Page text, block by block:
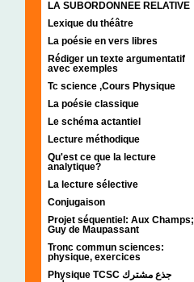
LA SUBORDONNEE RELATIVE
Lexique du théâtre
La poésie en vers libres
Rédiger un texte argumentatif
avec exemples
Tc science ,Cours Physique
La poésie classique
Le schéma actantiel
Lecture méthodique
Qu'est ce que la lecture
analytique?
La lecture sélective
Conjugaison
Projet séquentiel: Aux Champs;
Guy de Maupassant
Tronc commun sciences:
physique, exercices
Physique TCSC جذع مشترك